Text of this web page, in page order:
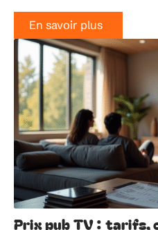
En savoir plus
Prix pub TV : tarifs,